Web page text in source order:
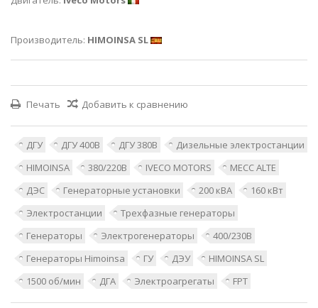
Производитель: HIMOINSA SL
Печать Добавить к сравнению
ДГУ ДГУ 400В ДГУ 380В
Дизельные электростанции
HIMOINSA
380/220В IVECO MOTORS
MECC ALTE
ДЭС
Генераторные установки 200 кВА
160 кВт
Электростанции
Трехфазные генераторы
Генераторы
Электрогенераторы
400/230В
Генераторы Himoinsa
ГУ ДЭУ
HIMOINSA SL
1500 об/мин
ДГА Электроагрегаты FPT